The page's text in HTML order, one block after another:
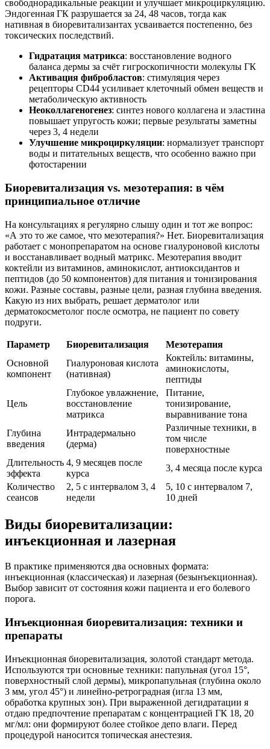
свободнорадикальные реакции и улучшает микроциркуляцию.
Эндогенная ГК разрушается за 24, 48 часов, тогда как
нативная в биоревитализантах усваивается постепенно, без
токсических последствий.
Гидратация матрикса: восстановление водного
баланса дермы за счёт гигроскопичности молекулы ГК
Активация фибробластов: стимуляция через
рецепторы CD44 усиливает клеточный обмен веществ и
метаболическую активность
Неоколлагеногенез: синтез нового коллагена и эластина
повышает упругость кожи; первые результаты заметны
через 3, 4 недели
Улучшение микроциркуляции: нормализует транспорт
воды и питательных веществ, что особенно важно при
фотостарении
Биоревитализация vs. мезотерапия: в чём
принципиальное отличие
На консультациях я регулярно слышу один и тот же вопрос:
«А это то же самое, что мезотерапия?» Нет. Биоревитализация
работает с монопрепаратом на основе гиалуроновой кислоты
и восстанавливает водный матрикс. Мезотерапия вводит
коктейли из витаминов, аминокислот, антиоксидантов и
пептидов (до 50 компонентов) для питания и тонизирования
кожи. Разные составы, разные цели, разная глубина введения.
Какую из них выбрать, решает дерматолог или
дерматокосметолог после осмотра, не пациент по совету
подруги.
Параметр Биоревитализация
Мезотерапия
Основной
компонент
Гиалуроновая кислота
(нативная)
Коктейль: витамины,
аминокислоты,
пептиды
Цель
Глубокое увлажнение,
восстановление
матрикса
Питание,
тонизирование,
выравнивание тона
Глубина
введения
Интрадермально
(дерма)
Различные техники, в
том числе
поверхностные
Длительность
эффекта
4, 9 месяцев после
курса
3, 4 месяца после курса
Количество
сеансов
2, 5 с интервалом 3, 4
недели
5, 10 с интервалом 7,
10 дней
Виды биоревитализации:
инъекционная и лазерная
В практике применяются два основных формата:
инъекционная (классическая) и лазерная (безынъекционная).
Выбор зависит от состояния кожи пациента и его болевого
порога.
Инъекционная биоревитализация: техники и
препараты
Инъекционная биоревитализация, золотой стандарт метода.
Используются три основные техники: папульная (угол 15°,
поверхностный слой дермы), микропапульная (глубина около
3 мм, угол 45°) и линейно-ретроградная (игла 13 мм,
обработка крупных зон). При выраженной дегидратации я
отдаю предпочтение препаратам с концентрацией ГК 18, 20
мг/мл: они формируют более стойкое депо влаги. Перед
процедурой наносится топическая анестезия.